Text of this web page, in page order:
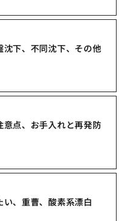
下、不同沈下、その他
点、お手入れと再発防
、重曹、酸素系漂白